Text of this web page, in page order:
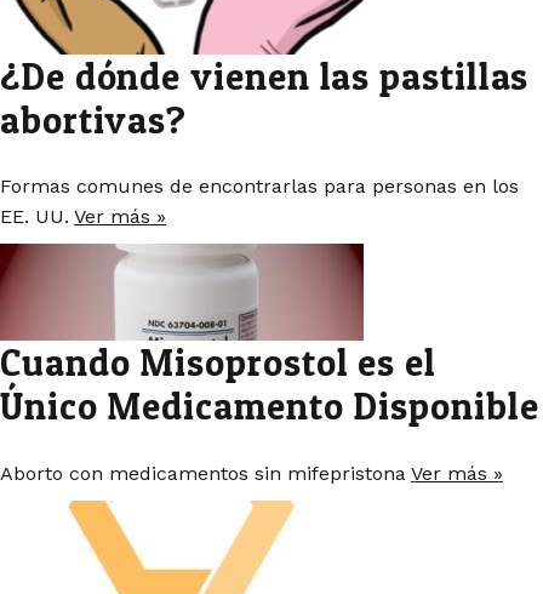
¿De dónde vienen las pastillas
abortivas?
Formas comunes de encontrarlas para personas en los
EE. UU. Ver más »
Cuando Misoprostol es el
Único Medicamento Disponible
Aborto con medicamentos sin mifepristona Ver más »